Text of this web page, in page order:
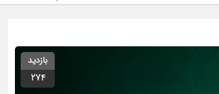
بازدید
274